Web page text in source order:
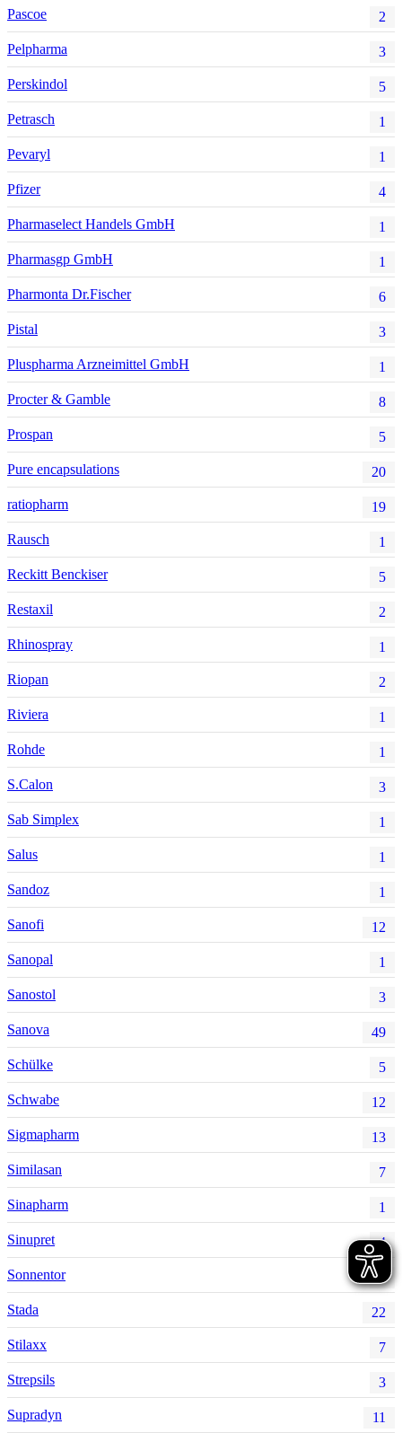
Pascoe 2
Pelpharma 3
Perskindol 5
Petrasch 1
Pevaryl 1
Pfizer 4
Pharmaselect Handels GmbH 1
Pharmasgp GmbH 1
Pharmonta Dr.Fischer 6
Pistal 3
Pluspharma Arzneimittel GmbH 1
Procter & Gamble 8
Prospan 5
Pure encapsulations 20
ratiopharm 19
Rausch 1
Reckitt Benckiser 5
Restaxil 2
Rhinospray 1
Riopan 2
Riviera 1
Rohde 1
S.Calon 3
Sab Simplex 1
Salus 1
Sandoz 1
Sanofi 12
Sanopal 1
Sanostol 3
Sanova 49
Schülke 5
Schwabe 12
Sigmapharm 13
Similasan 7
Sinapharm 1
Sinupret 4
Sonnentor 7
Stada 22
Stilaxx 7
Strepsils 3
Supradyn 11